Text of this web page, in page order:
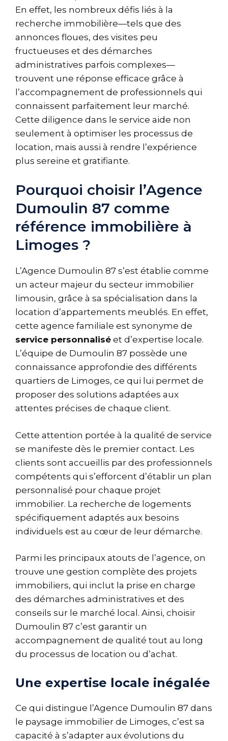
En effet, les nombreux défis liés à la
recherche immobilière—tels que des
annonces floues, des visites peu
fructueuses et des démarches
administratives parfois complexes—
trouvent une réponse efficace grâce à
l’accompagnement de professionnels qui
connaissent parfaitement leur marché.
Cette diligence dans le service aide non
seulement à optimiser les processus de
location, mais aussi à rendre l’expérience
plus sereine et gratifiante.
Pourquoi choisir l’Agence
Dumoulin 87 comme
référence immobilière à
Limoges ?
L’Agence Dumoulin 87 s’est établie comme
un acteur majeur du secteur immobilier
limousin, grâce à sa spécialisation dans la
location d’appartements meublés. En effet,
cette agence familiale est synonyme de
service personnalisé et d’expertise locale.
L’équipe de Dumoulin 87 possède une
connaissance approfondie des différents
quartiers de Limoges, ce qui lui permet de
proposer des solutions adaptées aux
attentes précises de chaque client.
Cette attention portée à la qualité de service
se manifeste dès le premier contact. Les
clients sont accueillis par des professionnels
compétents qui s’efforcent d’établir un plan
personnalisé pour chaque projet
immobilier. La recherche de logements
spécifiquement adaptés aux besoins
individuels est au cœur de leur démarche.
Parmi les principaux atouts de l’agence, on
trouve une gestion complète des projets
immobiliers, qui inclut la prise en charge
des démarches administratives et des
conseils sur le marché local. Ainsi, choisir
Dumoulin 87 c’est garantir un
accompagnement de qualité tout au long
du processus de location ou d’achat.
Une expertise locale inégalée
Ce qui distingue l’Agence Dumoulin 87 dans
le paysage immobilier de Limoges, c’est sa
capacité à s’adapter aux évolutions du